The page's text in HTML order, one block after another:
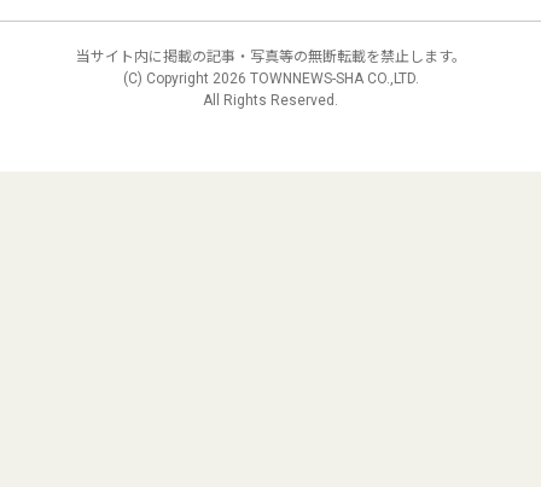
当サイト内に掲載の記事・写真等の無断転載を禁止します。
(C) Copyright 2026 TOWNNEWS-SHA CO.,LTD.
All Rights Reserved.